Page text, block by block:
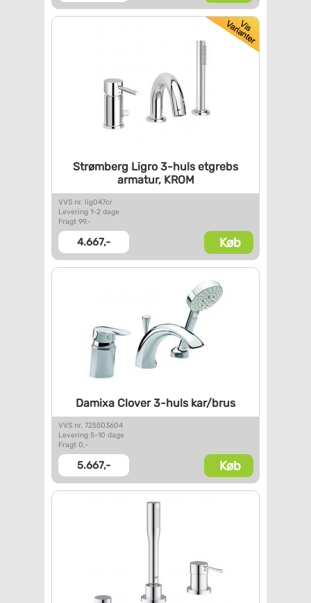
Strømberg Ligro 3-huls etgrebs
armatur, KROM
VVS nr. lig047cr
Levering 1-2 dage
Fragt 99,-
4.667,- Køb
Damixa Clover 3-huls kar/brus
VVS nr. 725503604
Levering 5-10 dage
Fragt 0,-
5.667,- Køb